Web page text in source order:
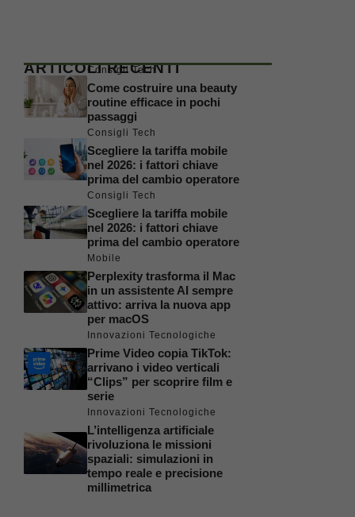
ARTICOLI RECENTI
Consigli Tech
Come costruire una beauty
routine efficace in pochi
passaggi
Consigli Tech
Scegliere la tariffa mobile
nel 2026: i fattori chiave
prima del cambio operatore
Consigli Tech
Scegliere la tariffa mobile
nel 2026: i fattori chiave
prima del cambio operatore
Mobile
Perplexity trasforma il Mac
in un assistente AI sempre
attivo: arriva la nuova app
per macOS
Innovazioni Tecnologiche
Prime Video copia TikTok:
arrivano i video verticali
“Clips” per scoprire film e
serie
Innovazioni Tecnologiche
L’intelligenza artificiale
rivoluziona le missioni
spaziali: simulazioni in
tempo reale e precisione
millimetrica